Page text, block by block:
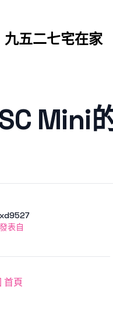
九五二七宅在家
Mini
使用者
xd9527
發表自
發表自
首頁